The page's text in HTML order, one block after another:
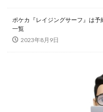
ポケカ『レイジングサーフ』は
一覧
2023年8月9日
POWER OF THE ELEMENTS
PRECIOUS COLLECTOR
PRISMATIC ART
QUARTER CENTURY デュ
SECRET